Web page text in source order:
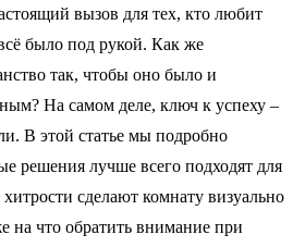
вызов для тех, кто любит
было под рукой. Как же
так, чтобы оно было и
На самом деле, ключ к успеху –
В этой статье мы подробно
решения лучше всего подходят для
сделают комнату визуально
на что обратить внимание при